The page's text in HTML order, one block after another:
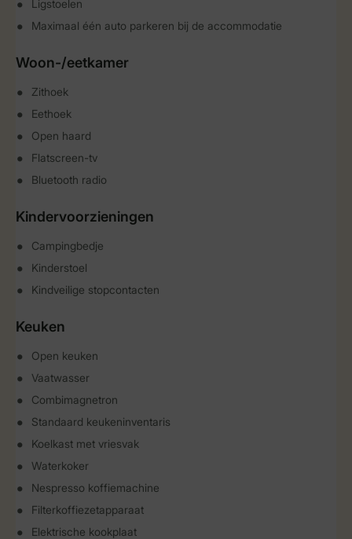
Ligstoelen
Maximaal één auto parkeren bij de accommodatie
Woon-/eetkamer
Zithoek
Eethoek
Open haard
Flatscreen-tv
Bluetooth radio
Kindervoorzieningen
Campingbedje
Kinderstoel
Kindveilige stopcontacten
Keuken
Open keuken
Vaatwasser
Combimagnetron
Standaard keukeninventaris
Koelkast met vriesvak
Waterkoker
Nespresso koffiemachine
Filterkoffiezetapparaat
Elektrische kookplaat